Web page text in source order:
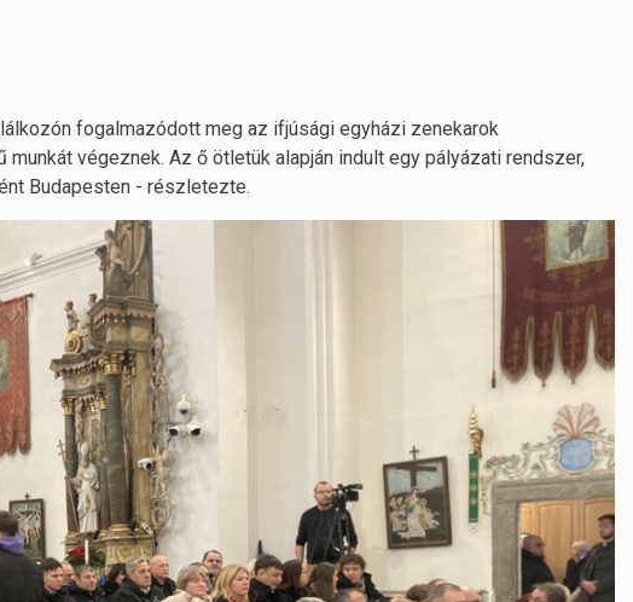
fogalmazódott meg az ifjúsági egyházi zenekarok
végeznek. Az ő ötletük alapján indult egy pályázati rendszer,
Budapesten - részletezte.